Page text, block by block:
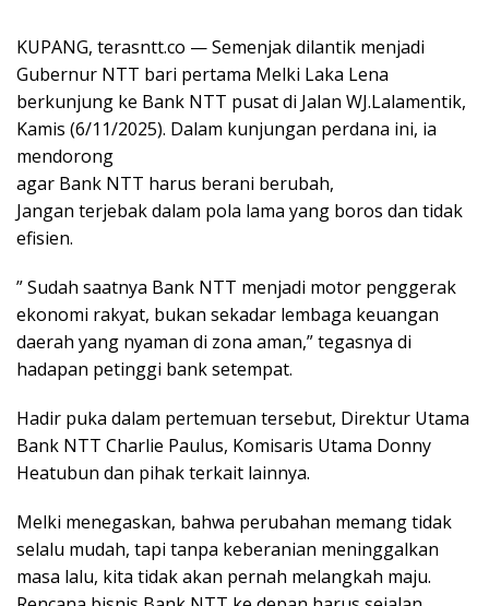
KUPANG, terasntt.co — Semenjak dilantik menjadi
Gubernur NTT bari pertama Melki Laka Lena
berkunjung ke Bank NTT pusat di Jalan WJ.Lalamentik,
Kamis (6/11/2025). Dalam kunjungan perdana ini, ia
mendorong
agar Bank NTT harus berani berubah,
Jangan terjebak dalam pola lama yang boros dan tidak
efisien.
” Sudah saatnya Bank NTT menjadi motor penggerak
ekonomi rakyat, bukan sekadar lembaga keuangan
daerah yang nyaman di zona aman,” tegasnya di
hadapan petinggi bank setempat.
Hadir puka dalam pertemuan tersebut, Direktur Utama
Bank NTT Charlie Paulus, Komisaris Utama Donny
Heatubun dan pihak terkait lainnya.
Melki menegaskan, bahwa perubahan memang tidak
selalu mudah, tapi tanpa keberanian meninggalkan
masa lalu, kita tidak akan pernah melangkah maju.